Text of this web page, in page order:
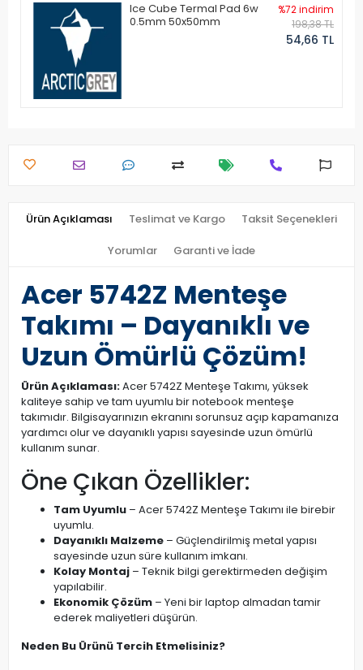
Ice Cube Termal Pad 6w
0.5mm 50x50mm
%72 indirim
198,38 TL
54,66 TL
Ürün Açıklaması Teslimat ve Kargo Taksit Seçenekleri
Yorumlar Garanti ve İade
Acer 5742Z Menteşe
Takımı – Dayanıklı ve
Uzun Ömürlü Çözüm!
Ürün Açıklaması:Acer 5742Z Menteşe Takımı, yüksek
kaliteye sahip ve tam uyumlu bir notebook menteşe
takımıdır. Bilgisayarınızın ekranını sorunsuz açıp kapamanıza
yardımcı olur ve dayanıklı yapısı sayesinde uzun ömürlü
kullanım sunar.
Öne Çıkan Özellikler:
Tam Uyumlu – Acer 5742Z Menteşe Takımı ile birebir
uyumlu.
Dayanıklı Malzeme – Güçlendirilmiş metal yapısı
sayesinde uzun süre kullanım imkanı.
Kolay Montaj – Teknik bilgi gerektirmeden değişim
yapılabilir.
Ekonomik Çözüm – Yeni bir laptop almadan tamir
ederek maliyetleri düşürün.
Neden Bu Ürünü Tercih Etmelisiniz?